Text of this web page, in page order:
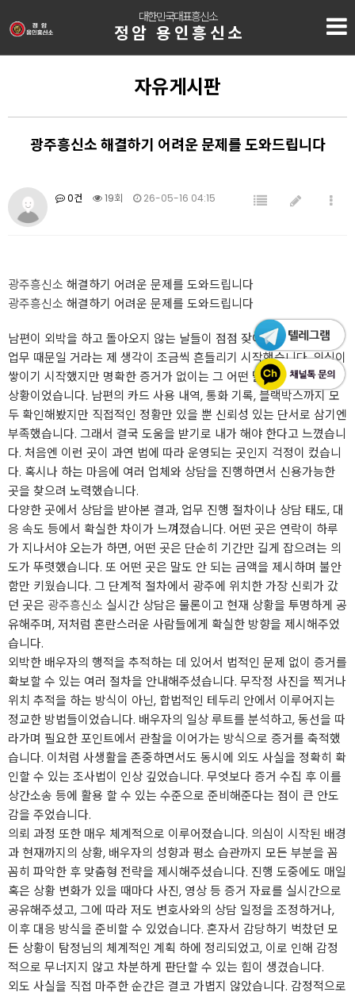
대한민국대표흥신소
정암 용인흥신소
자유게시판
광주흥신소 해결하기 어려운 문제를 도와드립니다
0건 19회 26-05-16 04:15
광주흥신소 해결하기 어려운 문제를 도와드립니다
광주흥신소 해결하기 어려운 문제를 도와드립니다
남편이 외박을 하고 돌아오지 않는 날들이 점점 잦아지면서, 단순한
업무 때문일 거라는 제 생각이 조금씩 흔들리기 시작했습니다. 의심이
쌓이기 시작했지만 명확한 증거가 없이는 그 어떤 말도 꺼낼 수 없는
상황이었습니다. 남편의 카드 사용 내역, 통화 기록, 블랙박스까지 모
두 확인해봤지만 직접적인 정황만 있을 뿐 신뢰성 있는 단서로 삼기엔
부족했습니다. 그래서 결국 도움을 받기로 내가 해야 한다고 느꼈습니
다. 처음엔 이런 곳이 과연 법에 따라 운영되는 곳인지 걱정이 컸습니
다. 혹시나 하는 마음에 여러 업체와 상담을 진행하면서 신용가능한
곳을 찾으려 노력했습니다.
다양한 곳에서 상담을 받아본 결과, 업무 진행 절차이나 상담 태도, 대
응 속도 등에서 확실한 차이가 느껴졌습니다. 어떤 곳은 연락이 하루
가 지나서야 오는가 하면, 어떤 곳은 단순히 기간만 길게 잡으려는 의
도가 뚜렷했습니다. 또 어떤 곳은 말도 안 되는 금액을 제시하며 불안
함만 키웠습니다. 그 단계적 절차에서 광주에 위치한 가장 신뢰가 갔
던 곳은 광주흥신소 실시간 상담은 물론이고 현재 상황을 투명하게 공
유해주며, 저처럼 혼란스러운 사람들에게 확실한 방향을 제시해주었
습니다.
외박한 배우자의 행적을 추적하는 데 있어서 법적인 문제 없이 증거를
확보할 수 있는 여러 절차을 안내해주셨습니다. 무작정 사진을 찍거나
위치 추적을 하는 방식이 아닌, 합법적인 테두리 안에서 이루어지는
정교한 방법들이었습니다. 배우자의 일상 루트를 분석하고, 동선을 따
라가며 필요한 포인트에서 관찰을 이어가는 방식으로 증거를 축적했
습니다. 이처럼 사생활을 존중하면서도 동시에 외도 사실을 정확히 확
인할 수 있는 조사법이 인상 깊었습니다. 무엇보다 증거 수집 후 이를
상간소송 등에 활용 할 수 있는 수준으로 준비해준다는 점이 큰 안도
감을 주었습니다.
의뢰 과정 또한 매우 체계적으로 이루어졌습니다. 의심이 시작된 배경
과 현재까지의 상황, 배우자의 성향과 평소 습관까지 모든 부분을 꼼
꼼히 파악한 후 맞춤형 전략을 제시해주셨습니다. 진행 도중에도 매일
혹은 상황 변화가 있을 때마다 사진, 영상 등 증거 자료를 실시간으로
공유해주셨고, 그에 따라 저도 변호사와의 상담 일정을 조정하거나,
이후 대응 방식을 준비할 수 있었습니다. 혼자서 감당하기 벅찼던 모
든 상황이 탐정님의 체계적인 계획 하에 정리되었고, 이로 인해 감정
적으로 무너지지 않고 차분하게 판단할 수 있는 힘이 생겼습니다.
외도 사실을 직접 마주한 순간은 결코 가볍지 않았습니다. 감정적으로